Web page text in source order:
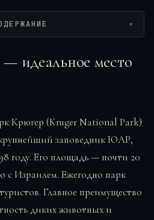
▾
идеальное место
Крюгер (Kruger National Park)
заповедник ЮАР,
году. Его площадь — почти 20
с Израилем. Ежегодно парк
Главное преимущество
диких животных и